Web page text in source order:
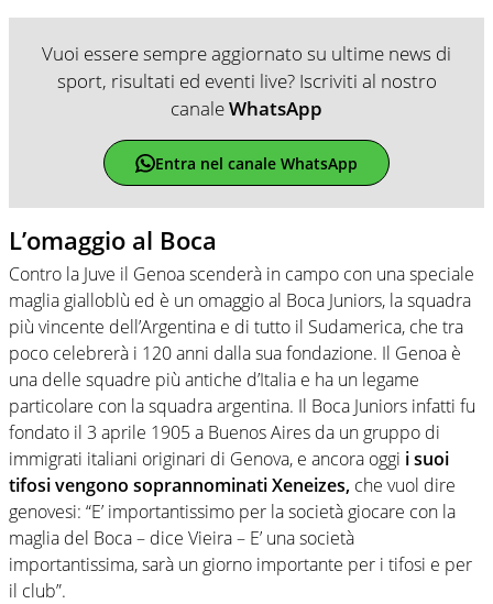
Vuoi essere sempre aggiornato su ultime news di
sport, risultati ed eventi live? Iscriviti al nostro
canaleWhatsApp
Entra nel canale WhatsApp
L’omaggio al Boca
Contro la Juve il Genoa scenderà in campo con una speciale
maglia gialloblù ed è un omaggio al Boca Juniors, la squadra
più vincente dell’Argentina e di tutto il Sudamerica, che tra
poco celebrerà i 120 anni dalla sua fondazione. Il Genoa è
una delle squadre più antiche d’Italia e ha un legame
particolare con la squadra argentina. Il Boca Juniors infatti fu
fondato il 3 aprile 1905 a Buenos Aires da un gruppo di
immigrati italiani originari di Genova, e ancora oggi i suoi
tifosi vengono soprannominati Xeneizes, che vuol dire
genovesi: “E’ importantissimo per la società giocare con la
maglia del Boca – dice Vieira – E’ una società
importantissima, sarà un giorno importante per i tifosi e per
il club”.